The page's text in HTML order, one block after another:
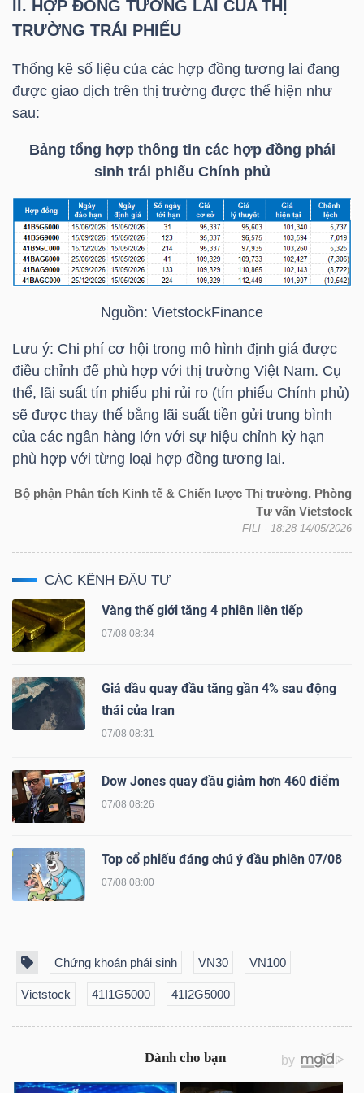
II. HỢP ĐỒNG TƯƠNG LAI CỦA THỊ
TRƯỜNG TRÁI PHIẾU
Thống kê số liệu của các hợp đồng tương lai đang
được giao dịch trên thị trường được thể hiện như
sau:
Bảng tổng hợp thông tin các hợp đồng phái
sinh trái phiếu Chính phủ
Nguồn: VietstockFinance
Lưu ý: Chi phí cơ hội trong mô hình định giá được
điều chỉnh để phù hợp với thị trường Việt Nam. Cụ
thể, lãi suất tín phiếu phi rủi ro (tín phiếu Chính phủ)
sẽ được thay thế bằng lãi suất tiền gửi trung bình
của các ngân hàng lớn với sự hiệu chỉnh kỳ hạn
phù hợp với từng loại hợp đồng tương lai.
Bộ phận Phân tích Kinh tế & Chiến lược Thị trường, Phòng
Tư vấn Vietstock
FILI - 18:28 14/05/2026
CÁC KÊNH ĐẦU TƯ
Vàng thế giới tăng 4 phiên liên tiếp
07/08 08:34
Giá dầu quay đầu tăng gần 4% sau động
thái của Iran
07/08 08:31
Dow Jones quay đầu giảm hơn 460 điểm
07/08 08:26
Top cổ phiếu đáng chú ý đầu phiên 07/08
07/08 08:00
Chứng khoán phái sinh VN30 VN100
Vietstock 41I1G5000 41I2G5000
(-)
Dịch
vụ
(-)
tạo
chính
Công
Truyền
thông
tài
chính
Dữ
liệu
tài
chính